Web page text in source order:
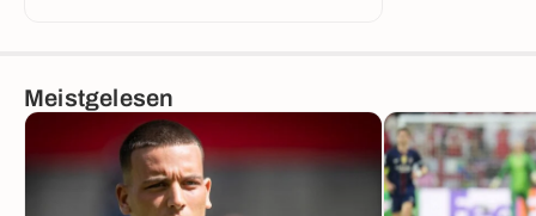
Meistgelesen